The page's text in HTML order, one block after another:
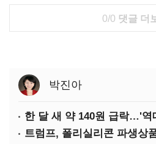
0/0 댓글 더
박진아